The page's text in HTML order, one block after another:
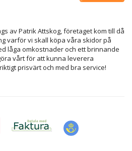
av Patrik Attskog, företaget kom till då
varför vi skall köpa våra skidor på
låga omkostnader och ett brinnande
vårt för att kunna leverera
prisvärt och med bra service!